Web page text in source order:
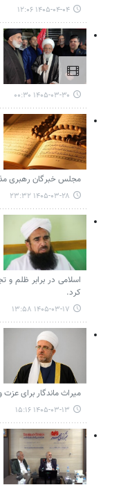
۱۴۰۵-۰۴-۰۴ ۱۲:۰۶
۱۴۰۵-۰۳-۳۰ ۰۰:۳۰
مجلس خبرگان رهبری
۱۴۰۵-۰۳-۲۸ ۲۳:۳۲
اسلامی در برابر ظلم و
کرد.
۱۴۰۵-۰۳-۱۷ ۱۳:۵۸
میراث ماندگار برای
۱۴۰۵-۰۳-۱۳ ۱۵:۱۶